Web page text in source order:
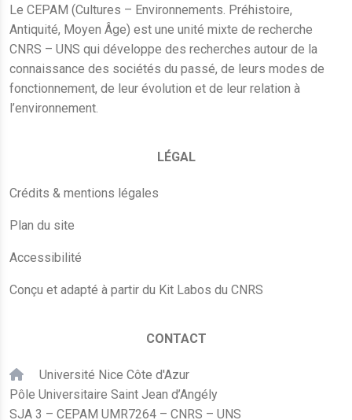
Le CEPAM (Cultures – Environnements. Préhistoire,
Antiquité, Moyen Âge) est une unité mixte de recherche
CNRS – UNS qui développe des recherches autour de la
connaissance des sociétés du passé, de leurs modes de
fonctionnement, de leur évolution et de leur relation à
l’environnement.
LÉGAL
Crédits & mentions légales
Plan du site
Accessibilité
Conçu et adapté à partir du Kit Labos du CNRS
CONTACT
Université Nice Côte d'Azur
Pôle Universitaire Saint Jean d’Angély
SJA 3 – CEPAM UMR7264 – CNRS – UNS